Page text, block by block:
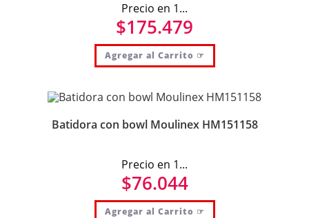
Precio en 1...
$175.479
Agregar al Carrito ☞
Batidora con bowl Moulinex HM151158
Precio en 1...
$76.044
Agregar al Carrito ☞